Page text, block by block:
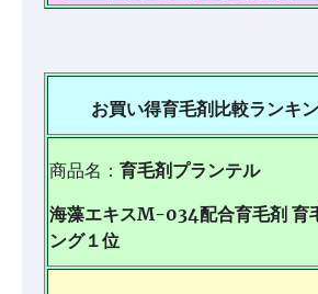
お買い得育毛剤比較ランキ
商品名： 育毛剤プランテル
海藻エキスM-034配合育毛剤 育
ング１位